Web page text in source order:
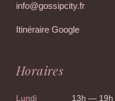
info@gossipcity.fr
Itinéraire Google
Horaires
Lundi
13h — 19h